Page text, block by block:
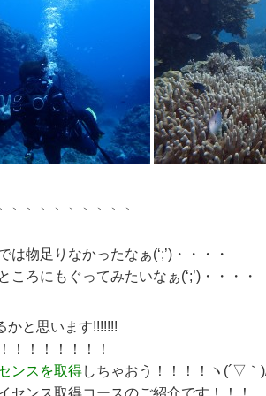
、、、、、、、、、
は物足りなかったなぁ(‘;’)・・・・
ころにもぐってみたいなぁ(‘;’)・・・・
かと思います!!!!!!!
！！！！！！！
ンスを取得しちゃおう！！！！ヽ(´▽｀
センス取得コースのご紹介です！！！